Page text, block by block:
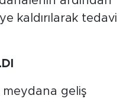
kaldırılarak tedavi
meydana geliş